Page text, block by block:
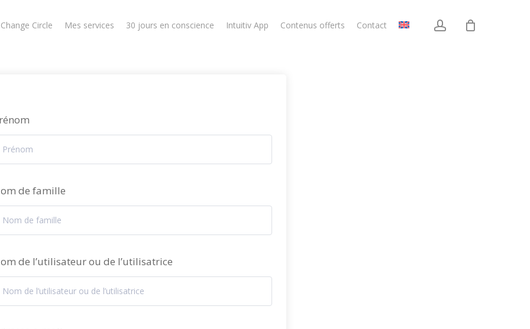
Circle Mes services 30 jours en conscience Intuitiv App Contenus offerts Contact account
de famille
de l’utilisateur ou de l’utilisatrice